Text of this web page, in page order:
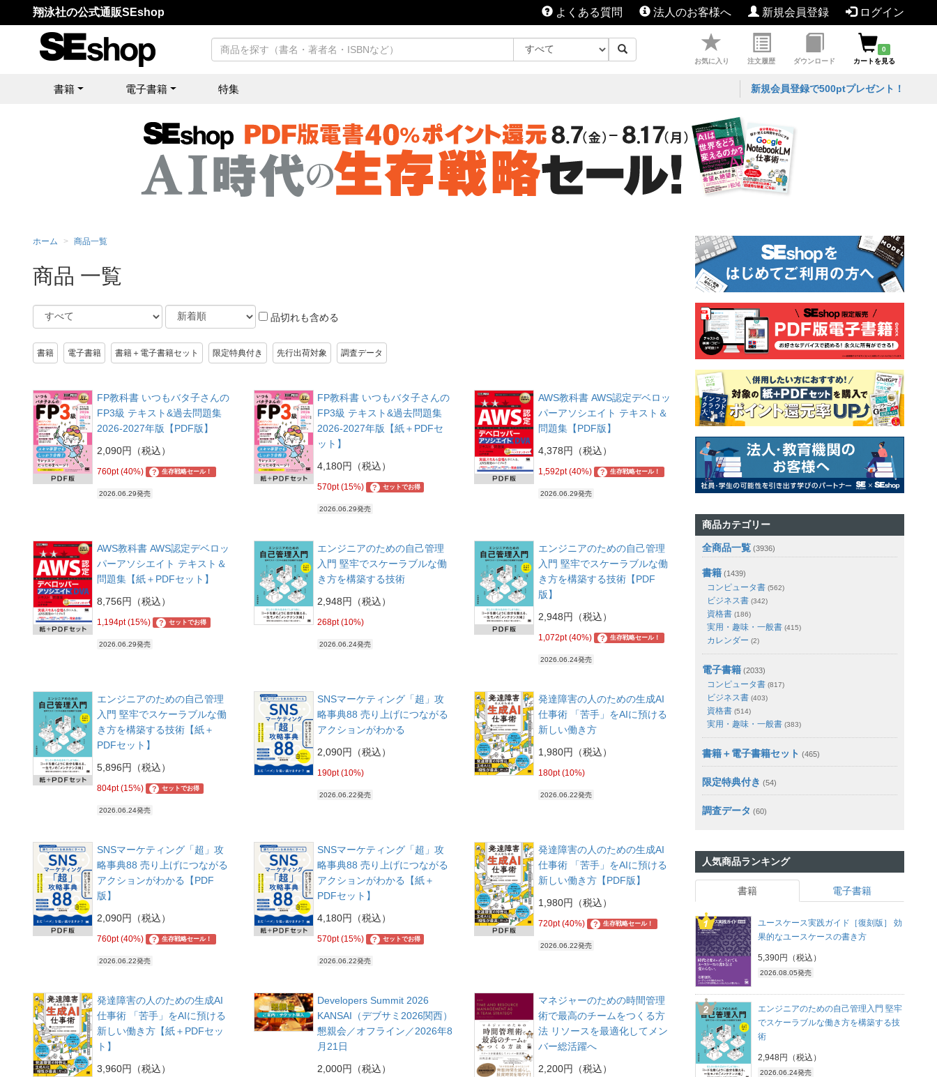
翔泳社の公式通販SEshop よくある質問 法人のお客様へ 新規会員登録 ログイン
お気に入り 注文履歴 ダウンロード
0
カートを見る
書籍 電子書籍 特集 新規会員登録で500ptプレゼント！
ホーム 商品一覧
商品 一覧
品切れも含める
書籍 電子書籍 書籍＋電子書籍セット 限定特典付き 先行出荷対象 調査データ
FP教科書 いつもバタ子さんの
FP3級 テキスト&過去問題集
2026-2027年版【PDF版】
2,090円（税込）
760pt (40%) ? 生存戦略セール！
2026.06.29発売
FP教科書 いつもバタ子さんの
FP3級 テキスト&過去問題集
2026-2027年版【紙＋PDFセ
ット】
4,180円（税込）
570pt (15%) ? セットでお得
2026.06.29発売
AWS教科書 AWS認定デベロッ
パーアソシエイト テキスト＆
問題集【PDF版】
4,378円（税込）
1,592pt (40%) ? 生存戦略セール！
2026.06.29発売
AWS教科書 AWS認定デベロッ
パーアソシエイト テキスト＆
問題集【紙＋PDFセット】
8,756円（税込）
1,194pt (15%) ? セットでお得
2026.06.29発売
エンジニアのための自己管理
入門 堅牢でスケーラブルな働
き方を構築する技術
2,948円（税込）
268pt (10%)
2026.06.24発売
エンジニアのための自己管理
入門 堅牢でスケーラブルな働
き方を構築する技術【PDF
版】
2,948円（税込）
1,072pt (40%) ? 生存戦略セール！
2026.06.24発売
エンジニアのための自己管理
入門 堅牢でスケーラブルな働
き方を構築する技術【紙＋
PDFセット】
5,896円（税込）
804pt (15%) ? セットでお得
2026.06.24発売
SNSマーケティング「超」攻
略事典88 売り上げにつながる
アクションがわかる
2,090円（税込）
190pt (10%)
2026.06.22発売
発達障害の人のための生成AI
仕事術 「苦手」をAIに預ける
新しい働き方
1,980円（税込）
180pt (10%)
2026.06.22発売
SNSマーケティング「超」攻
略事典88 売り上げにつながる
アクションがわかる【PDF
版】
2,090円（税込）
760pt (40%) ? 生存戦略セール！
2026.06.22発売
SNSマーケティング「超」攻
略事典88 売り上げにつながる
アクションがわかる【紙＋
PDFセット】
4,180円（税込）
570pt (15%) ? セットでお得
2026.06.22発売
発達障害の人のための生成AI
仕事術 「苦手」をAIに預ける
新しい働き方【PDF版】
1,980円（税込）
720pt (40%) ? 生存戦略セール！
2026.06.22発売
発達障害の人のための生成AI
仕事術 「苦手」をAIに預ける
新しい働き方【紙＋PDFセッ
ト】
3,960円（税込）
Developers Summit 2026
KANSAI（デブサミ2026関西）
懇親会／オフライン／2026年8
月21日
2,000円（税込）
マネジャーのための時間管理
術で最高のチームをつくる方
法 リソースを最適化してメン
バー総活躍へ
2,200円（税込）
商品カテゴリー
全商品一覧 (3936)
書籍 (1439)
コンピュータ書 (562)
ビジネス書 (342)
資格書 (186)
実用・趣味・一般書 (415)
カレンダー (2)
電子書籍 (2033)
コンピュータ書 (817)
ビジネス書 (403)
資格書 (514)
実用・趣味・一般書 (383)
書籍＋電子書籍セット (465)
限定特典付き (54)
調査データ (60)
人気商品ランキング
書籍 電子書籍
ユースケース実践ガイド［復刻版］ 効
果的なユースケースの書き方
5,390円（税込）
2026.08.05発売
エンジニアのための自己管理入門 堅牢
でスケーラブルな働き方を構築する技
術
2,948円（税込）
2026.06.24発売